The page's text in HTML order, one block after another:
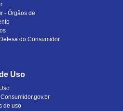
- Órgãos de
do Consumidor
Uso
de uso